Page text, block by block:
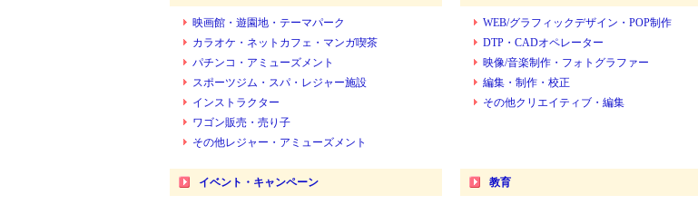
映画館・遊園地・テーマパーク
カラオケ・ネットカフェ・マンガ喫茶
パチンコ・アミューズメント
スポーツジム・スパ・レジャー施設
インストラクター
ワゴン販売・売り子
その他レジャー・アミューズメント
WEB/グラフィックデザイン・POP制作
DTP・CADオペレーター
映像/音楽制作・フォトグラファー
編集・制作・校正
その他クリエイティブ・編集
イベント・キャンペーン 教育